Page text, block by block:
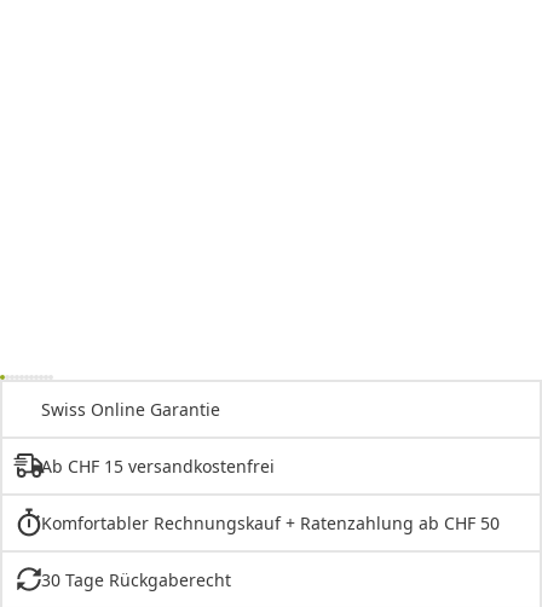
Swiss Online Garantie
Ab CHF 15 versandkostenfrei
Komfortabler Rechnungskauf + Ratenzahlung ab CHF 50
30 Tage Rückgaberecht